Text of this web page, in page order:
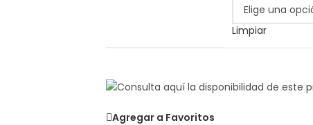
Limpiar
Agregar a Favoritos